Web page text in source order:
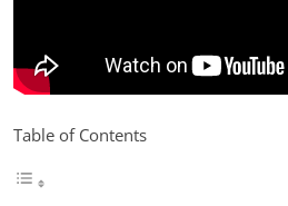
Table of Contents